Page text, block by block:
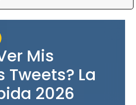
Mis
Tweets? La
2026